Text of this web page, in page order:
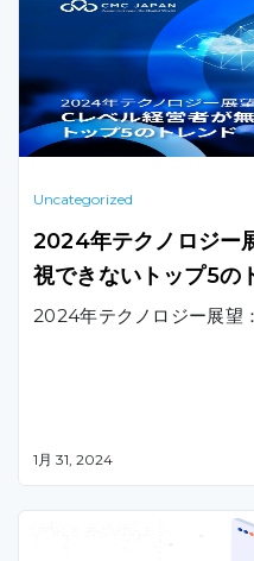
Uncategorized
2024年テクノロジー
視できないトップ5の
2024年テクノロジー展望
1月 31, 2024